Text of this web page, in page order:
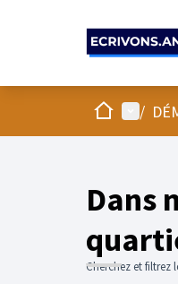
AccueilMenu
/
Dans
Cherchez et filtrez